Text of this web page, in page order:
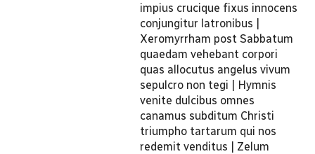
impius crucique fixus innocens
conjungitur latronibus |
Xeromyrrham post Sabbatum
quaedam vehebant corpori
quas allocutus angelus vivum
sepulcro non tegi | Hymnis
venite dulcibus omnes
canamus subditum Christi
triumpho tartarum qui nos
redemit venditus | Zelum